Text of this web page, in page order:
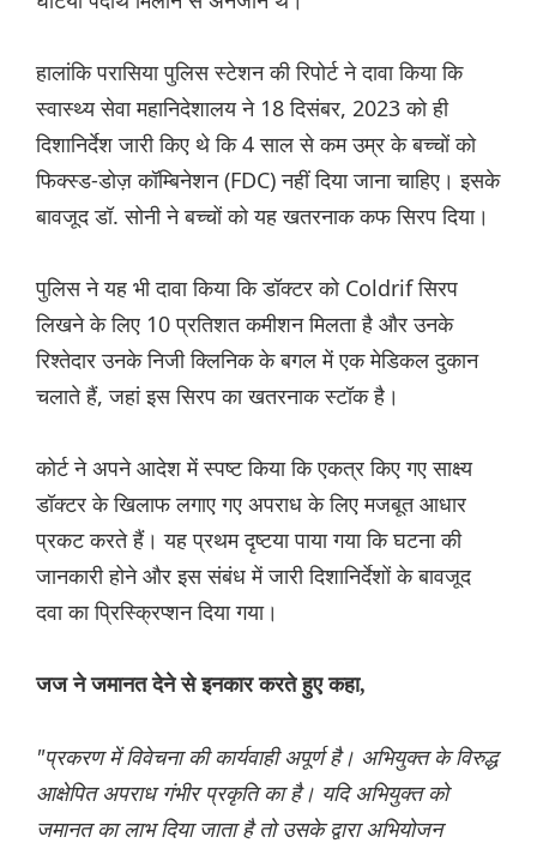
हालांकि परासिया पुलिस स्टेशन की रिपोर्ट ने दावा किया कि
स्वास्थ्य सेवा महानिदेशालय ने 18 दिसंबर, 2023 को ही
दिशानिर्देश जारी किए थे कि 4 साल से कम उम्र के बच्चों को
फिक्स्ड-डोज़ कॉम्बिनेशन (FDC) नहीं दिया जाना चाहिए। इसके
बावजूद डॉ. सोनी ने बच्चों को यह खतरनाक कफ सिरप दिया।
पुलिस ने यह भी दावा किया कि डॉक्टर को Coldrif सिरप
लिखने के लिए 10 प्रतिशत कमीशन मिलता है और उनके
रिश्तेदार उनके निजी क्लिनिक के बगल में एक मेडिकल दुकान
चलाते हैं, जहां इस सिरप का खतरनाक स्टॉक है।
कोर्ट ने अपने आदेश में स्पष्ट किया कि एकत्र किए गए साक्ष्य
डॉक्टर के खिलाफ लगाए गए अपराध के लिए मजबूत आधार
प्रकट करते हैं। यह प्रथम दृष्टया पाया गया कि घटना की
जानकारी होने और इस संबंध में जारी दिशानिर्देशों के बावजूद
दवा का प्रिस्क्रिप्शन दिया गया।
जज ने जमानत देने से इनकार करते हुए कहा,
"प्रकरण में विवेचना की कार्यवाही अपूर्ण है। अभियुक्त के विरुद्ध
आक्षेपित अपराध गंभीर प्रकृति का है। यदि अभियुक्त को
जमानत का लाभ दिया जाता है तो उसके द्वारा अभियोजन